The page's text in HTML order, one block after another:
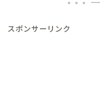
スポンサーリンク